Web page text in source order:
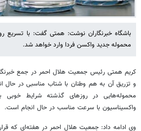
باشگاه خبرنگاران نوشت: همتی گفت: با تسریع
محموله جدید واکسن فردا وارد خواهد شد.
کریم همتی رئیس جمعیت هلال احمر در جمع
و تزریق آن به هم وطنان با شتاب مناسبی در حال
محموله‌هایی در روزهای گذشته شرایط
واکسیناسیون با سرعت مناسب در حال انجام است.